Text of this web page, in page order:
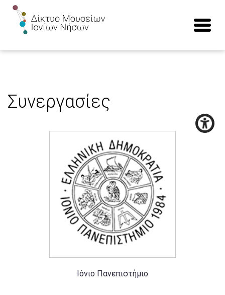
Συνεργασίες
Ιόνιο Πανεπιστήμιο